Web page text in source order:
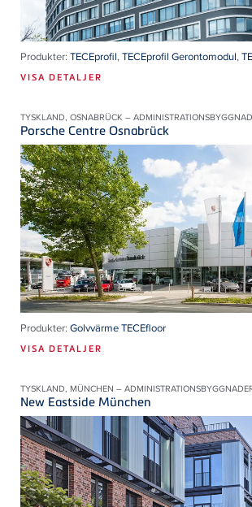
Produkter: TECEprofil,TECEprofil Gerontomodul,
VISA DETALJER
TYSKLAND, OSNABRÜCK –
Porsche Centre Osnabrück
Produkter: Golvvärme TECEfloor
VISA DETALJER
TYSKLAND, MÜNCHEN –
New Eastside München